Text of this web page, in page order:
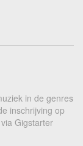
in de genres
inschrijving op
Gigstarter